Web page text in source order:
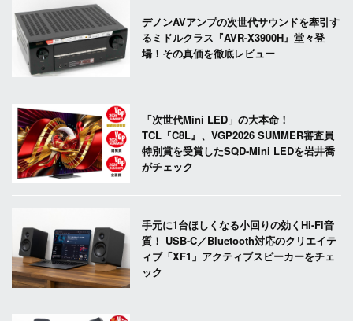
デノンAVアンプの次世代サウンドを牽引す
るミドルクラス『AVR-X3900H』堂々登
場！その真価を徹底レビュー
「次世代Mini LED」の大本命！
TCL『C8L』、VGP2026 SUMMER審査員
特別賞を受賞したSQD-Mini LEDを岩井喬
がチェック
手元に1台ほしくなる小回りの効くHi-Fi音
質！ USB-C／Bluetooth対応のクリエイテ
ィブ「XF1」アクティブスピーカーをチェ
ック